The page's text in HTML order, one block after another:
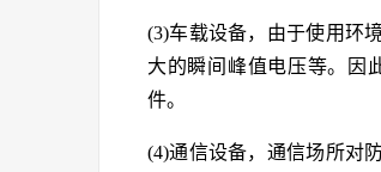
(3)车载设备，由于使用环
大的瞬间峰值电压等。因
件。
(4)通信设备，通信场所对